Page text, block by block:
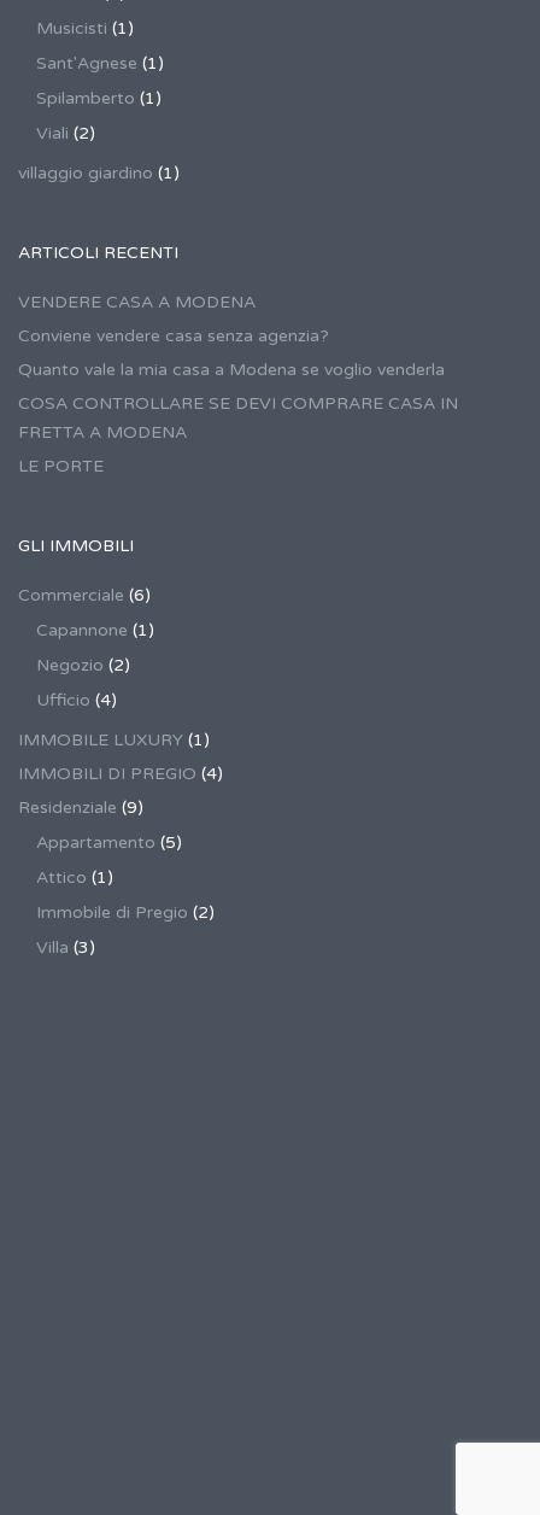
Musicisti (1)
Sant'Agnese (1)
Spilamberto (1)
Viali (2)
villaggio giardino (1)
ARTICOLI RECENTI
VENDERE CASA A MODENA
Conviene vendere casa senza agenzia?
Quanto vale la mia casa a Modena se voglio venderla
COSA CONTROLLARE SE DEVI COMPRARE CASA IN
FRETTA A MODENA
LE PORTE
GLI IMMOBILI
Commerciale (6)
Capannone (1)
Negozio (2)
Ufficio (4)
IMMOBILE LUXURY (1)
IMMOBILI DI PREGIO (4)
Residenziale (9)
Appartamento (5)
Attico (1)
Immobile di Pregio (2)
Villa (3)